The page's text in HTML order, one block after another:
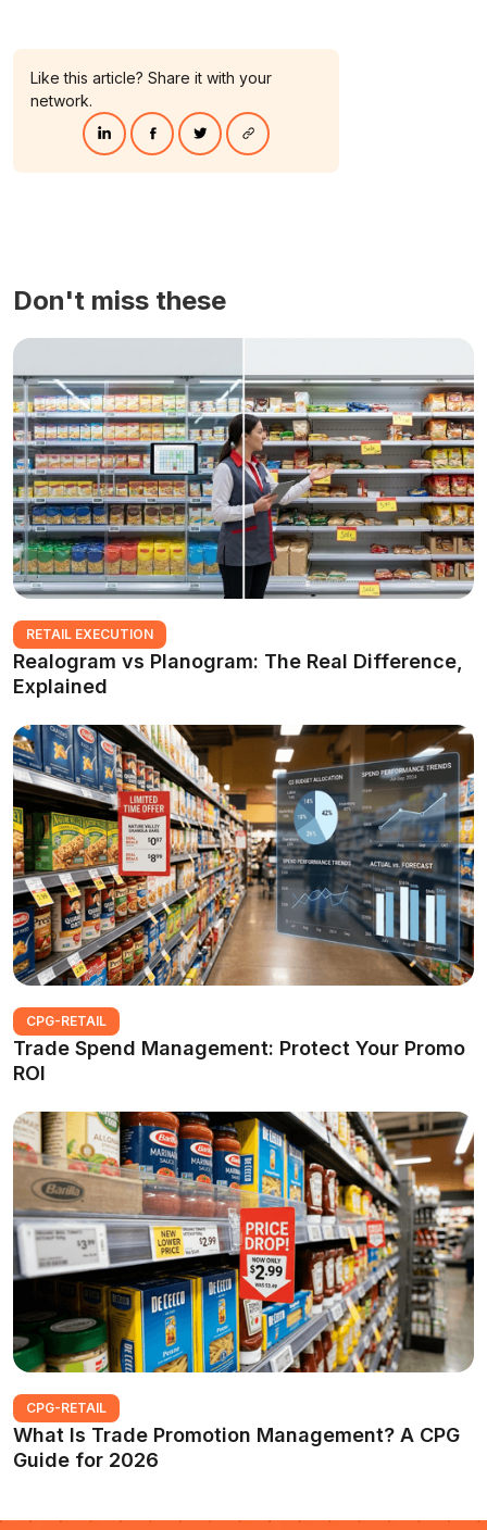
Like this article? Share it with your
network.
Don't miss these
RETAIL EXECUTION
Realogram vs Planogram: The Real Difference,
Explained
CPG-RETAIL
Trade Spend Management: Protect Your Promo
ROI
CPG-RETAIL
What Is Trade Promotion Management? A CPG
Guide for 2026